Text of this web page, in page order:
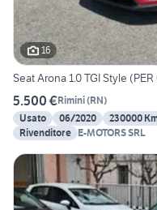
16
Seat Arona 1.0 TGI Style
5.500 €Rimini(RN)
Usato
06/2020 230000
Rivenditore E-MOTORS SRL